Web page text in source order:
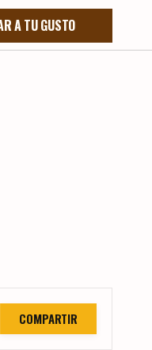
A TU GUSTO
COMPARTIR